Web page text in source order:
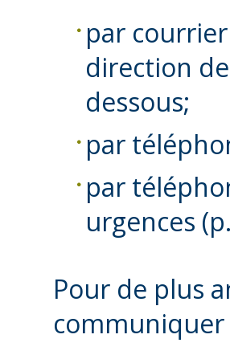
par
direction
dessous;
par
par
urgences
Pour de plus
communiquer